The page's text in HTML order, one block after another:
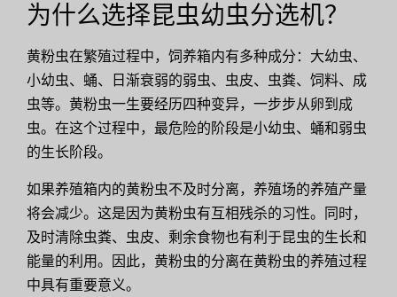
为什么选择昆虫幼虫分选机？
黄粉虫在繁殖过程中，饲养箱内有多种成分：大幼虫、
小幼虫、蛹、日渐衰弱的弱虫、虫皮、虫粪、饲料、成
虫等。黄粉虫一生要经历四种变异，一步步从卵到成
虫。在这个过程中，最危险的阶段是小幼虫、蛹和弱虫
的生长阶段。
如果养殖箱内的黄粉虫不及时分离，养殖场的养殖产量
将会减少。这是因为黄粉虫有互相残杀的习性。同时，
及时清除虫粪、虫皮、剩余食物也有利于昆虫的生长和
能量的利用。因此，黄粉虫的分离在黄粉虫的养殖过程
中具有重要意义。